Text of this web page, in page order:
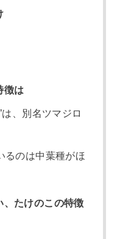
徴は
、別名ツマジロ
るのは中葉種がほ
、たけのこの特徴